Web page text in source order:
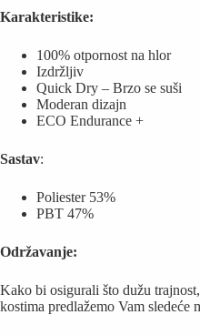
Karakteristike:
100% otpornost na hlor
Izdržljiv
Quick Dry – Brzo se suši
Moderan dizajn
ECO Endurance +
Sastav:
Poliester 53%
PBT 47%
Održavanje:
Kako bi osigurali što dužu
kostima predlažemo Vam sledeće